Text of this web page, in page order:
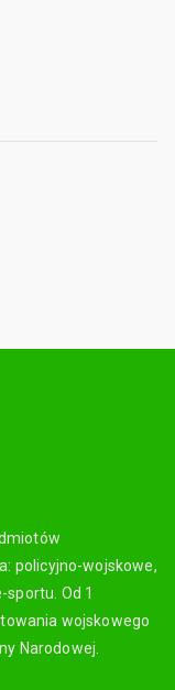
policyjno-wojskowe,
Od 1
wojskowego
Narodowej.